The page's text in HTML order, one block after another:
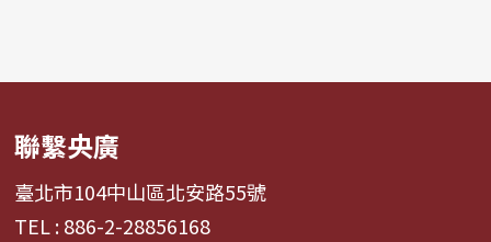
聯繫央廣
臺北市104中山區北安路55號
TEL : 886-2-28856168